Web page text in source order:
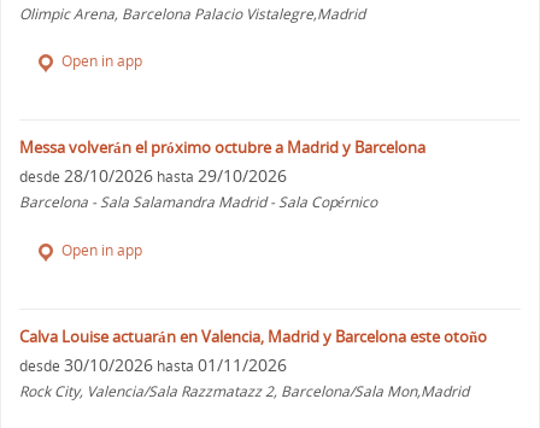
Olimpic Arena, Barcelona Palacio Vistalegre,Madrid
Open in app
Messa volverán el próximo octubre a Madrid y Barcelona
desde 28/10/2026 hasta 29/10/2026
Barcelona - Sala Salamandra Madrid - Sala Copérnico
Open in app
Calva Louise actuarán en Valencia, Madrid y Barcelona este otoño
desde 30/10/2026 hasta 01/11/2026
Rock City, Valencia/Sala Razzmatazz 2, Barcelona/Sala Mon,Madrid